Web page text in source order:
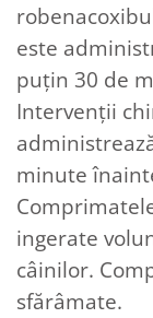
este
puţin 30 de
Intervenții
minute
ingerate
câinilor.
sfărâmate.